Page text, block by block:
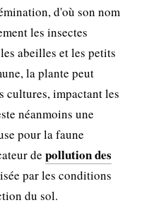
d'où son nom
les insectes
abeilles et les petits
la plante peut
cultures, impactant les
néanmoins une
pour la faune
de pollution des
par les conditions
du sol.